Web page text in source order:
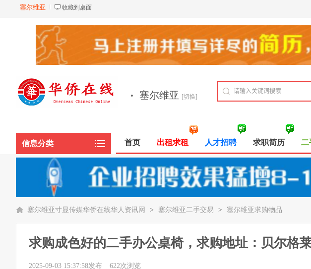
塞尔维亚 收藏到桌面
· 塞尔维亚 [切换]
信息分类 首页 出租求租 人才招聘 求职简历 二
塞尔维亚寸显传媒华侨在线华人资讯网 > 塞尔维亚二手交易 > 塞尔维亚求购物品
求购成色好的二手办公桌椅，求购地址：贝尔格
2025-09-03 15:37:58发布 622次浏览